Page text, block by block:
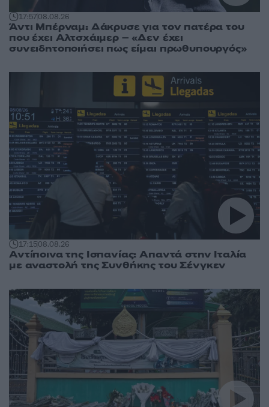
17:5708.08.26
Άντι Μπέρναμ: Δάκρυσε για τον πατέρα του
που έχει Αλτσχάιμερ – «Δεν έχει
συνειδητοποιήσει πως είμαι πρωθυπουργός»
17:1508.08.26
Αντίποινα της Ισπανίας: Απαντά στην Ιταλία
με αναστολή της Συνθήκης του Σένγκεν